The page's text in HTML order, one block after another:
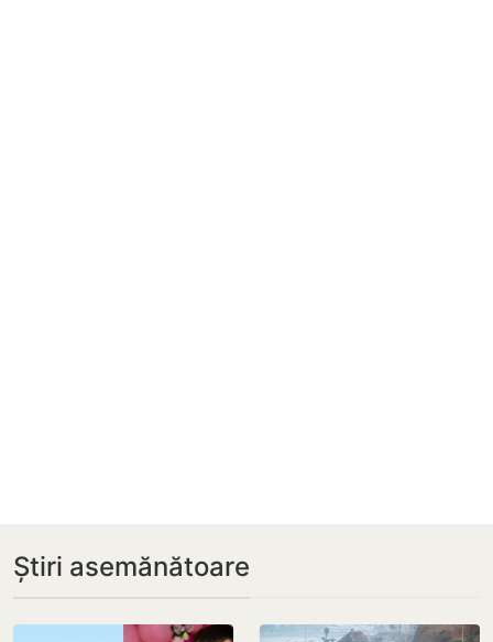
Știri asemănătoare